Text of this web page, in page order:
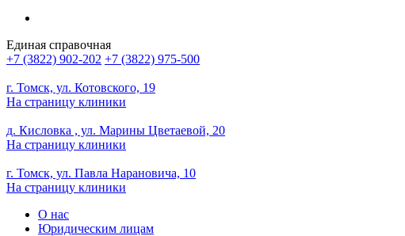
Единая справочная
+7 (3822) 902-202 +7 (3822) 975-500
г. Томск, ул. Котовского, 19
На страницу клиники
д. Кисловка , ул. Марины Цветаевой, 20
На страницу клиники
г. Томск, ул. Павла Нарановича, 10
На страницу клиники
О нас
Юридическим лицам